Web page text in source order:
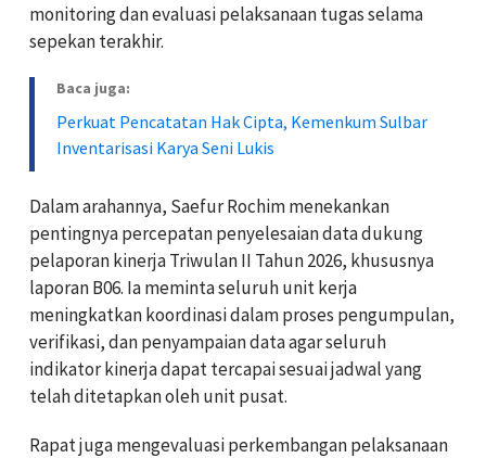
monitoring dan evaluasi pelaksanaan tugas selama
sepekan terakhir.
Baca juga:
Perkuat Pencatatan Hak Cipta, Kemenkum Sulbar
Inventarisasi Karya Seni Lukis
Dalam arahannya, Saefur Rochim menekankan
pentingnya percepatan penyelesaian data dukung
pelaporan kinerja Triwulan II Tahun 2026, khususnya
laporan B06. Ia meminta seluruh unit kerja
meningkatkan koordinasi dalam proses pengumpulan,
verifikasi, dan penyampaian data agar seluruh
indikator kinerja dapat tercapai sesuai jadwal yang
telah ditetapkan oleh unit pusat.
Rapat juga mengevaluasi perkembangan pelaksanaan